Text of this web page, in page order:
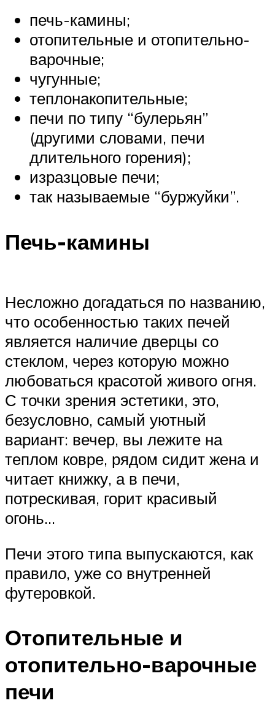
печь-камины;
отопительные и отопительно-
варочные;
чугунные;
теплонакопительные;
печи по типу “булерьян”
(другими словами, печи
длительного горения);
изразцовые печи;
так называемые “буржуйки”.
Печь-камины
Несложно догадаться по названию,
что особенностью таких печей
является наличие дверцы со
стеклом, через которую можно
любоваться красотой живого огня.
С точки зрения эстетики, это,
безусловно, самый уютный
вариант: вечер, вы лежите на
теплом ковре, рядом сидит жена и
читает книжку, а в печи,
потрескивая, горит красивый
огонь…
Печи этого типа выпускаются, как
правило, уже со внутренней
футеровкой.
Отопительные и
отопительно-варочные
печи